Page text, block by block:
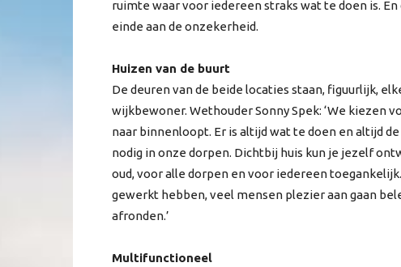
ruimte waar voor iedereen straks wat te doen is.
einde aan de onzekerheid.
Huizen van de buurt
De deuren van de beide locaties staan, figuurlijk,
wijkbewoner. Wethouder Sonny Spek: ‘We kiezen
naar binnenloopt. Er is altijd wat te doen en altijd
nodig in onze dorpen. Dichtbij huis kun je jezelf
oud, voor alle dorpen en voor iedereen
gewerkt hebben, veel mensen plezier aan gaan
afronden.’
Multifunctioneel